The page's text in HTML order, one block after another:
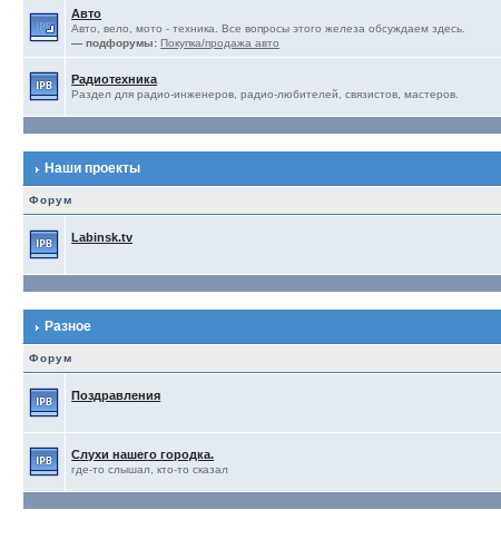
Авто
Авто, вело, мото - техника. Все вопросы этого железа обсуждаем здесь.
— подфорумы: Покупка/продажа авто
Радиотехника
Раздел для радио-инженеров, радио-любителей, связистов, мастеров.
Наши проекты
Форум
Labinsk.tv
Разное
Форум
Поздравления
Слухи нашего городка.
где-то слышал, кто-то сказал